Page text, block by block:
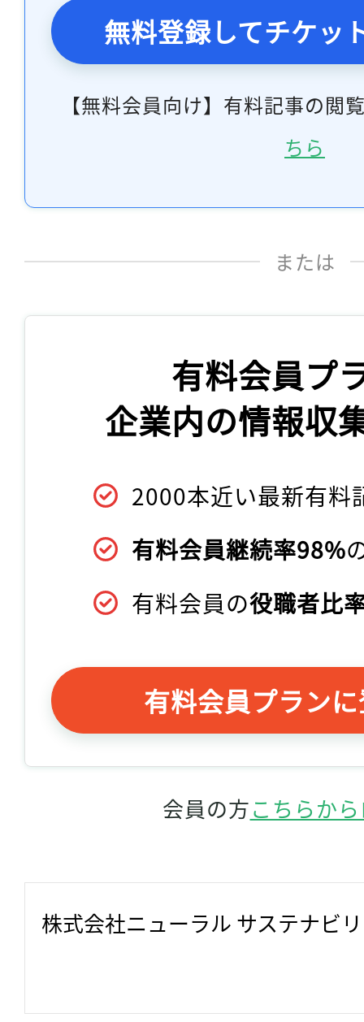
無料登録してチケッ
【無料会員向け】有料記事の閲
ちら
または
有料会員プ
企業内の情報収
2000本近い最新有料
有料会員継続率98%
有料会員の役職者比
有料会員プラン
会員の方こちらか
株式会社ニューラル サステナビ